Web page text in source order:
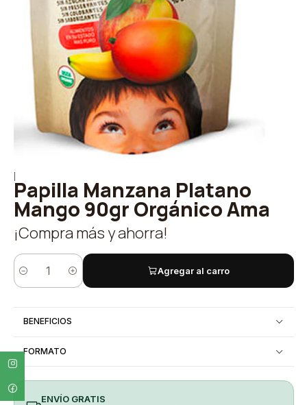
Papilla Manzana Platano
Mango 90gr Orgánico Ama
¡Compra más y ahorra!
Cantidad
Agregar al carro
BENEFICIOS
FORMATO
ENVÍO GRATIS